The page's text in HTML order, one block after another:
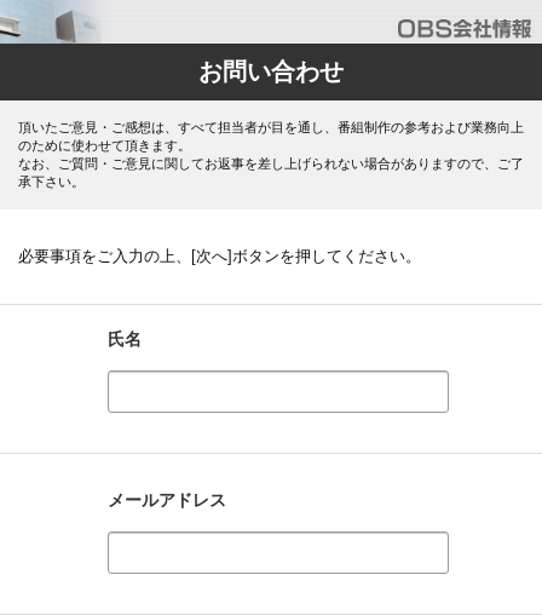
お問い合わせ
頂いたご意見・ご感想は、すべて担当者が目を通し、番組制作の参考および業務向上
のために使わせて頂きます。
なお、ご質問・ご意見に関してお返事を差し上げられない場合がありますので、ご了
承下さい。
必要事項をご入力の上、[次へ]ボタンを押してください。
氏名
メールアドレス